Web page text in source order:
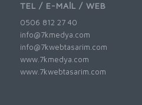
TEL / E-MAİL / WEB
0506 812 27 40
info@7kmedya.com
info@7kwebtasarim.com
www.7kmedya.com
www.7kwebtasarim.com